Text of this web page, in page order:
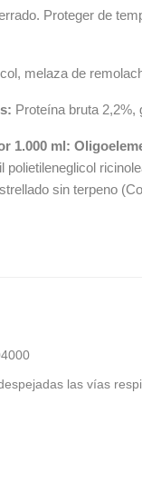
Proteger de
melaza de
Proteína bruta 2,2%,
1.000 ml:
polietileneglicol
sin terpeno
las vías